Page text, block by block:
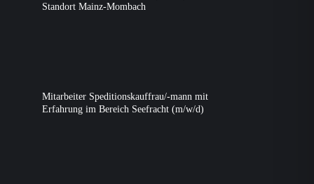
Standort Mainz-Mombach
Mitarbeiter Speditionskauffrau/-mann mit
Erfahrung im Bereich Seefracht (m/w/d)